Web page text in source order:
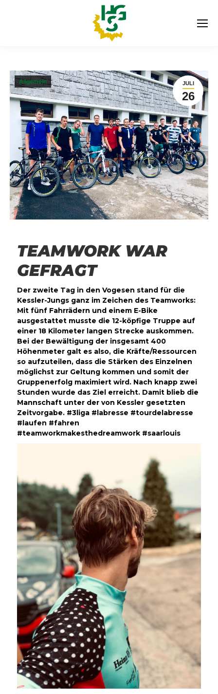
JULI
26
Allgemein
TEAMWORK WAR
GEFRAGT
Der zweite Tag in den Vogesen stand für die
Kessler-Jungs ganz im Zeichen des Teamworks:
Mit fünf Fahrrädern und einem E-Bike
ausgestattet musste die 12-köpfige Truppe auf
einer 18 Kilometer langen Strecke auskommen.
Bei der Bewältigung der insgesamt 400
Höhenmeter galt es also, die Kräfte/Ressourcen
so aufzuteilen, dass die Stärken des Einzelnen
möglichst zur Geltung kommen und somit der
Gruppenerfolg maximiert wird. Nach knapp zwei
Stunden wurde das Ziel erreicht. Damit blieb die
Mannschaft unter der von Kessler gesetzten
Zeitvorgabe. #3liga #labresse #tourdelabresse
#laufen #fahren
#teamworkmakesthedreamwork #saarlouis